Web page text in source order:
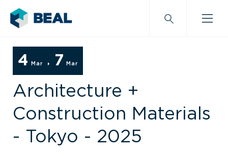
4 Mar 7 Mar
Architecture +
Construction Materials
- Tokyo - 2025